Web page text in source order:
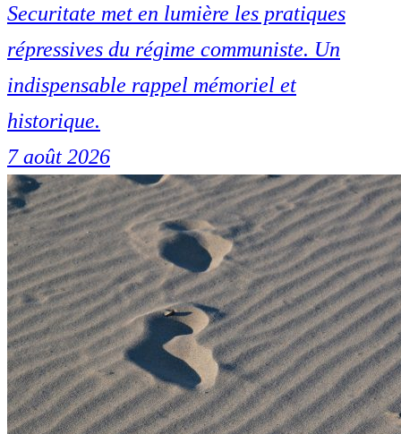
Securitate met en lumière les pratiques
répressives du régime communiste. Un
indispensable rappel mémoriel et
historique.
7 août 2026